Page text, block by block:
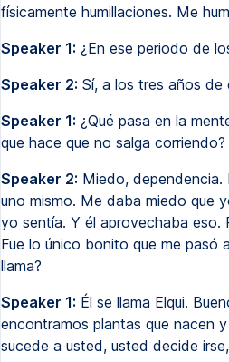
físicamente humillaciones. Me
Speaker 1: ¿En ese periodo de
Speaker 2: Sí, a los tres años de
Speaker 1: ¿Qué pasa en la
que hace que no salga corriendo?
Speaker 2: Miedo,
uno mismo. Me daba miedo que
yo sentía. Y él aprovechaba eso.
Fue lo único bonito que me pasó
llama?
Speaker 1: Él se llama Elqui.
encontramos plantas que nacen
sucede a usted, usted decide